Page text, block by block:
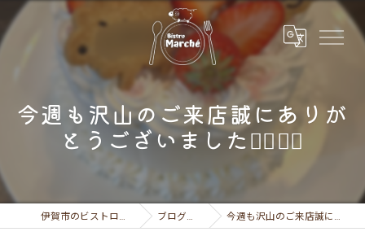
今週も沢山のご来店誠にありが
とうございました🙇‍♂️🙇‍♀️
伊賀市のビストロならビストロ マルシェ ブログ（お知らせ） 今週も沢山のご来店誠にありがとうございました🙇‍♂️🙇‍♀️